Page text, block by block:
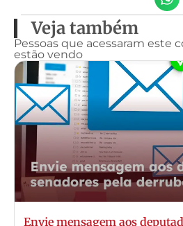
Veja também
Pessoas que acessaram este
estão vendo
Envie mensagem aos